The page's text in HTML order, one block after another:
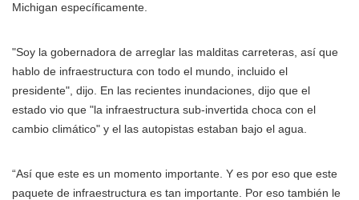
Michigan específicamente.
"Soy la gobernadora de arreglar las malditas carreteras, así que
hablo de infraestructura con todo el mundo, incluido el
presidente", dijo. En las recientes inundaciones, dijo que el
estado vio que "la infraestructura sub-invertida choca con el
cambio climático" y el las autopistas estaban bajo el agua.
“Así que este es un momento importante. Y es por eso que este
paquete de infraestructura es tan importante. Por eso también le